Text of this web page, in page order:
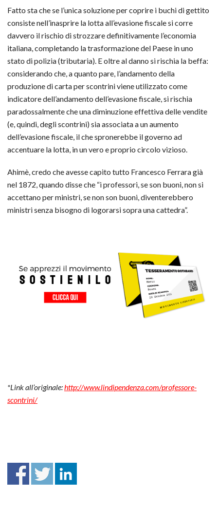
Fatto sta che se l’unica soluzione per coprire i buchi di gettito
consiste nell’inasprire la lotta all’evasione fiscale si corre
davvero il rischio di strozzare definitivamente l’economia
italiana, completando la trasformazione del Paese in uno
stato di polizia (tributaria). E oltre al danno si rischia la beffa:
considerando che, a quanto pare, l’andamento della
produzione di carta per scontrini viene utilizzato come
indicatore dell’andamento dell’evasione fiscale, si rischia
paradossalmente che una diminuzione effettiva delle vendite
(e, quindi, degli scontrini) sia associata a un aumento
dell’evasione fiscale, il che spronerebbe il governo ad
accentuare la lotta, in un vero e proprio circolo vizioso.
Ahimè, credo che avesse capito tutto Francesco Ferrara già
nel 1872, quando disse che “i professori, se son buoni, non si
accettano per ministri, se non son buoni, diventerebbero
ministri senza bisogno di logorarsi sopra una cattedra”.
*Link all’originale:http://www.lindipendenza.com/professore-
scontrini/